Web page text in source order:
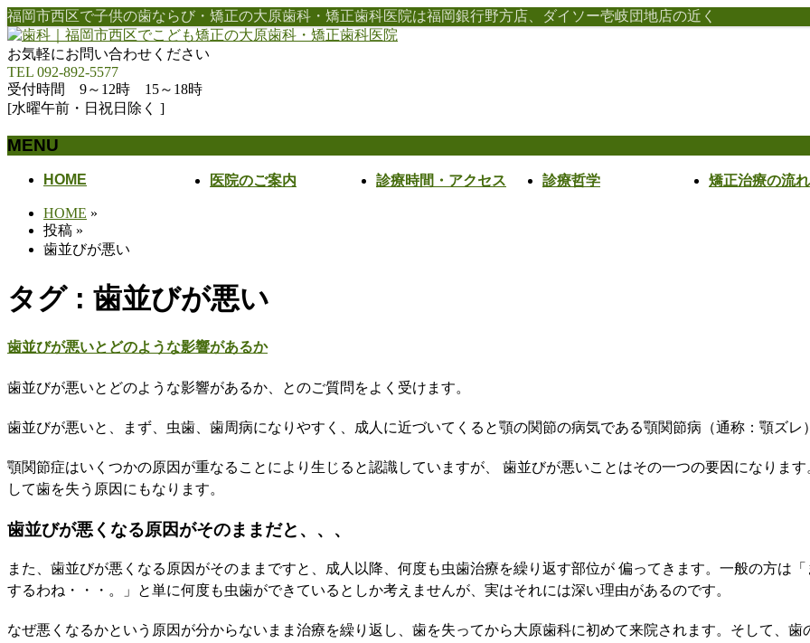
福岡市西区で子供の歯ならび・矯正の大原歯科・矯正歯科医院は福岡銀行野方店、ダイソー壱岐団地店の近く
お気軽にお問い合わせください
TEL 092-892-5577
受付時間 9～12時 15～18時
[水曜午前・日祝日除く ]
MENU
ば
す
HOME 医院のご案内 診療時間・アクセス 診療哲学 矯正治療の流れ
HOME »
投稿 »
歯並びが悪い
タグ : 歯並びが悪い
歯並びが悪いとどのような影響があるか
歯並びが悪いとどのような影響があるか、とのご質問をよく受けます。
歯並びが悪いと、まず、虫歯、歯周病になりやすく、成人に近づいてくると顎の関節の病気である顎関節病（通称：顎ズ
顎関節症はいくつかの原因が重なることにより生じると認識していますが、 歯並びが悪いことはその一つの要因になりま
して歯を失う原因にもなります。
歯並びが悪くなる原因がそのままだと、、、
また、歯並びが悪くなる原因がそのままですと、成人以降、何度も虫歯治療を繰り返す部位が 偏ってきます。一般の方は
するわね・・・。」と単に何度も虫歯ができているとしか考えませんが、実はそれには深い理由があるのです。
なぜ悪くなるかという原因が分からないまま治療を繰り返し、歯を失ってから大原歯科に初めて来院されます。そして、